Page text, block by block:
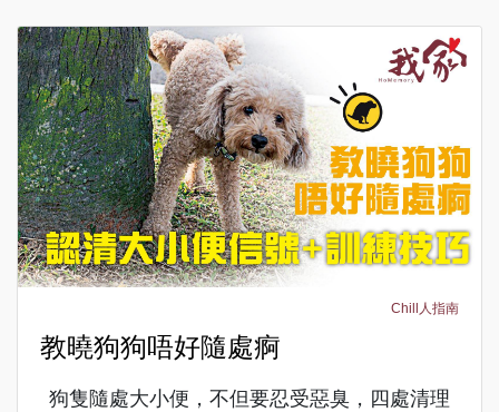
Chill人指南
教曉狗狗唔好隨處痾
狗隻隨處大小便，不但要忍受惡臭，四處清理